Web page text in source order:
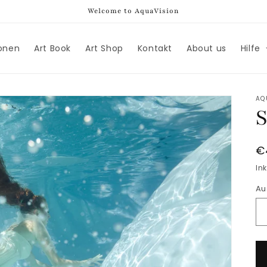
Welcome to AquaVision
Art Book Art Shop Kontakt About us Hilfe